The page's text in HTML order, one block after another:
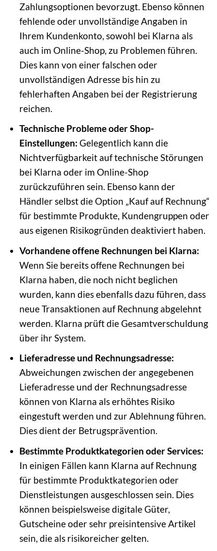
Zahlungsoptionen bevorzugt. Ebenso können
fehlende oder unvollständige Angaben in
Ihrem Kundenkonto, sowohl bei Klarna als
auch im Online-Shop, zu Problemen führen.
Dies kann von einer falschen oder
unvollständigen Adresse bis hin zu
fehlerhaften Angaben bei der Registrierung
reichen.
Technische Probleme oder Shop-
Einstellungen: Gelegentlich kann die
Nichtverfügbarkeit auf technische Störungen
bei Klarna oder im Online-Shop
zurückzuführen sein. Ebenso kann der
Händler selbst die Option „Kauf auf Rechnung“
für bestimmte Produkte, Kundengruppen oder
aus eigenen Risikogründen deaktiviert haben.
Vorhandene offene Rechnungen bei Klarna:
Wenn Sie bereits offene Rechnungen bei
Klarna haben, die noch nicht beglichen
wurden, kann dies ebenfalls dazu führen, dass
neue Transaktionen auf Rechnung abgelehnt
werden. Klarna prüft die Gesamtverschuldung
über ihr System.
Lieferadresse und Rechnungsadresse:
Abweichungen zwischen der angegebenen
Lieferadresse und der Rechnungsadresse
können von Klarna als erhöhtes Risiko
eingestuft werden und zur Ablehnung führen.
Dies dient der Betrugsprävention.
Bestimmte Produktkategorien oder Services:
In einigen Fällen kann Klarna auf Rechnung
für bestimmte Produktkategorien oder
Dienstleistungen ausgeschlossen sein. Dies
können beispielsweise digitale Güter,
Gutscheine oder sehr preisintensive Artikel
sein, die als risikoreicher gelten.